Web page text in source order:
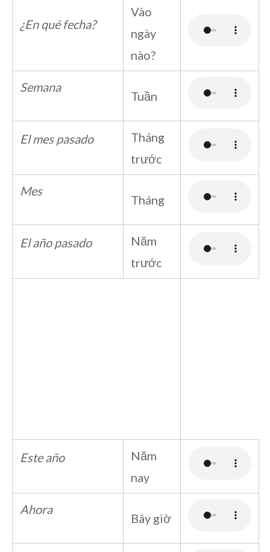
¿En qué fecha?
Vào
ngày
nào?
Semana
Tuần
El mes pasado
Tháng
trước
Mes
Tháng
El año pasado
Năm
trước
Este año
Năm
nay
Ahora
Bây giờ